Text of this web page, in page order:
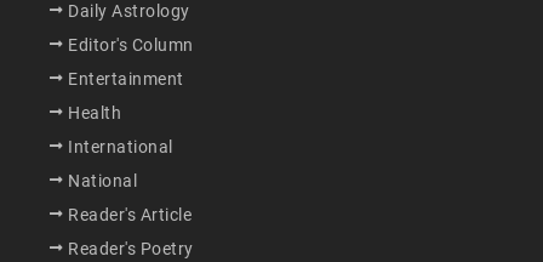
Daily Astrology
Editor's Column
Entertainment
Health
International
National
Reader's Article
Reader's Poetry